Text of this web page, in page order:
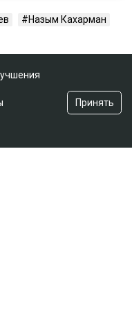
Назым Кахарман
Принять